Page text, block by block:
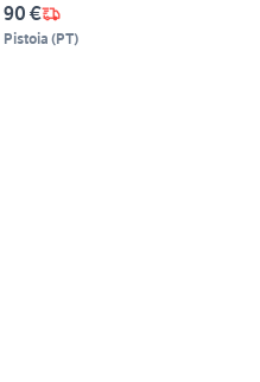
90 €
Pistoia (PT)